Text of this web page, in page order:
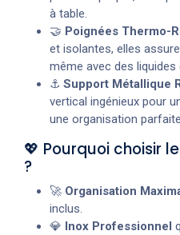
à table.
🤝 Poignées Thermo-
et isolantes, elles
même avec des liquides
⚓ Support Métallique
vertical ingénieux pour
une organisation
💖 Pourquoi choisir
?
🚀 Organisation
inclus.
💎 Inox Professionnel